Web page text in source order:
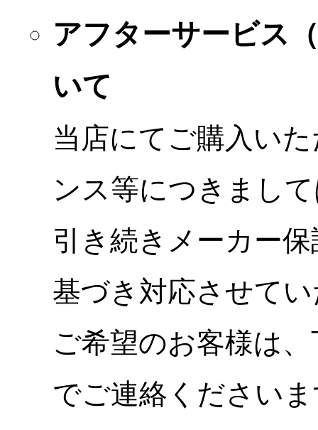
アフターサービス
いて
当店にてご購入い
ンス等につきまし
引き続きメーカー
基づき対応させて
ご希望のお客様は
でご連絡ください